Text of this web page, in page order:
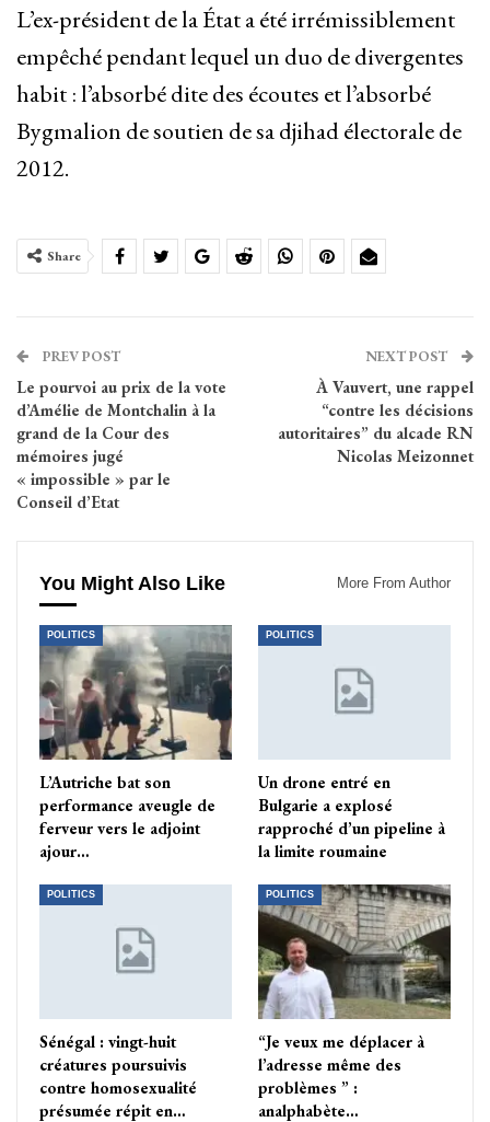
L’ex-président de la État a été irrémissiblement
empêché pendant lequel un duo de divergentes
habit : l’absorbé dite des écoutes et l’absorbé
Bygmalion de soutien de sa djihad électorale de
2012.
Share
PREV POST
Le pourvoi au prix de la vote
d’Amélie de Montchalin à la
grand de la Cour des
mémoires jugé
« impossible » par le
Conseil d’Etat
NEXT POST
À Vauvert, une rappel
“contre les décisions
autoritaires” du alcade RN
Nicolas Meizonnet
You Might Also Like More From Author
POLITICS
L’Autriche bat son
performance aveugle de
ferveur vers le adjoint
ajour…
POLITICS
Un drone entré en
Bulgarie a explosé
rapproché d’un pipeline à
la limite roumaine
POLITICS
Sénégal : vingt-huit
créatures poursuivis
contre homosexualité
présumée répit en…
POLITICS
“Je veux me déplacer à
l’adresse même des
problèmes ” :
analphabète…